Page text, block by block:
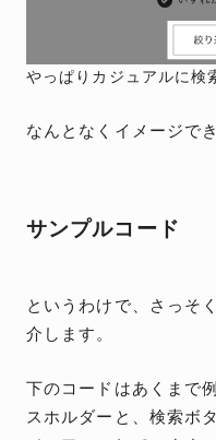
やっぱりカジュアルに検
なんとなくイメージで
サンプルコード
というわけで、さっそ
介します。
下のコードはあくまで
スホルダーと、検索ボ